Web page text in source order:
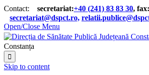
Contact: secretariat:+40 (241) 83 83 30, fax:
secretariat@dspct.ro,
Open/Close Menu
Constanța

Skip to content